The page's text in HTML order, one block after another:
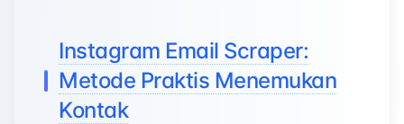
Instagram Email Scraper:
Metode Praktis Menemukan
Kontak